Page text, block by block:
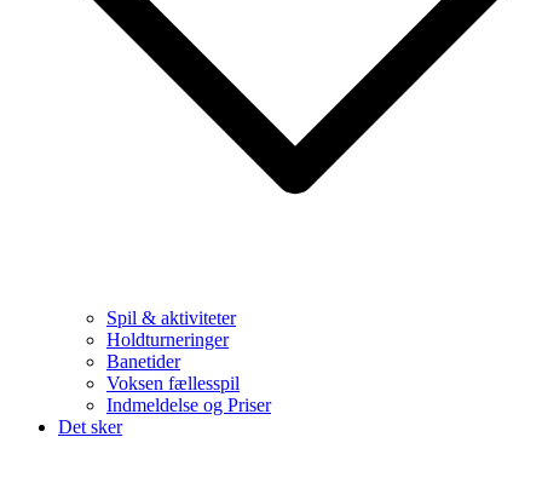
Spil & aktiviteter
Holdturneringer
Banetider
Voksen fællesspil
Indmeldelse og Priser
Det sker